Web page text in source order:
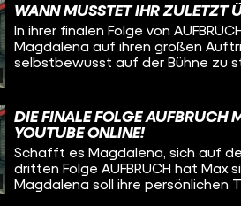
WANN MUSSTET IHR ZULETZT
In ihrer finalen Folge von
Magdalena auf ihren großen
selbstbewusst auf der Bühne zu
DIE FINALE FOLGE AUFBRUCH
YOUTUBE ONLINE!
Schafft es Magdalena, sich auf
dritten Folge AUFBRUCH hat Max
Magdalena soll ihre persönlichen